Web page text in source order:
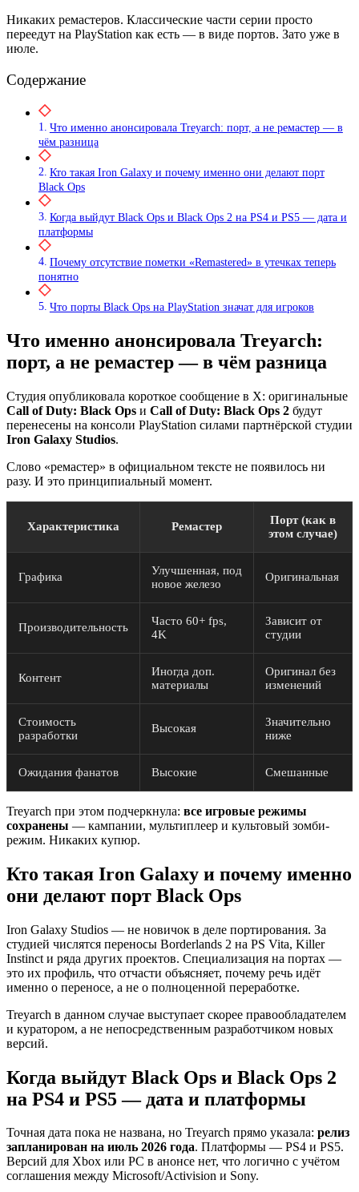
Никаких ремастеров. Классические части серии просто
переедут на PlayStation как есть — в виде портов. Зато уже в
июле.
Содержание
Что именно анонсировала Treyarch: порт, а не ремастер — в
чём разница
Кто такая Iron Galaxy и почему именно они делают порт
Black Ops
Когда выйдут Black Ops и Black Ops 2 на PS4 и PS5 — дата и
платформы
Почему отсутствие пометки «Remastered» в утечках теперь
понятно
Что порты Black Ops на PlayStation значат для игроков
Что именно анонсировала Treyarch:
порт, а не ремастер — в чём разница
Студия опубликовала короткое сообщение в X: оригинальные
Call of Duty: Black Ops и Call of Duty: Black Ops 2 будут
перенесены на консоли PlayStation силами партнёрской студии
Iron Galaxy Studios.
Слово «ремастер» в официальном тексте не появилось ни
разу. И это принципиальный момент.
Характеристика Ремастер
Порт (как в
этом случае)
Графика
Улучшенная, под
новое железо
Оригинальная
Производительность
Часто 60+ fps,
4K
Зависит от
студии
Контент
Иногда доп.
материалы
Оригинал без
изменений
Стоимость
разработки
Высокая
Значительно
ниже
Ожидания фанатов Высокие Смешанные
Treyarch при этом подчеркнула: все игровые режимы
сохранены — кампании, мультиплеер и культовый зомби-
режим. Никаких купюр.
Кто такая Iron Galaxy и почему именно
они делают порт Black Ops
Iron Galaxy Studios — не новичок в деле портирования. За
студией числятся переносы Borderlands 2 на PS Vita, Killer
Instinct и ряда других проектов. Специализация на портах —
это их профиль, что отчасти объясняет, почему речь идёт
именно о переносе, а не о полноценной переработке.
Treyarch в данном случае выступает скорее правообладателем
и куратором, а не непосредственным разработчиком новых
версий.
Когда выйдут Black Ops и Black Ops 2
на PS4 и PS5 — дата и платформы
Точная дата пока не названа, но Treyarch прямо указала: релиз
запланирован на июль 2026 года. Платформы — PS4 и PS5.
Версий для Xbox или PC в анонсе нет, что логично с учётом
соглашения между Microsoft/Activision и Sony.